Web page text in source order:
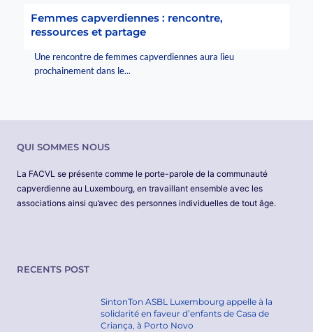
Femmes capverdiennes : rencontre,
ressources et partage
Une rencontre de femmes capverdiennes aura lieu
prochainement dans le...
QUI SOMMES NOUS
La FACVL se présente comme le porte-parole de la communauté
capverdienne au Luxembourg, en travaillant ensemble avec les
associations ainsi qu’avec des personnes individuelles de tout âge.
RECENTS POST
SintonTon ASBL Luxembourg appelle à la
solidarité en faveur d’enfants de Casa de
Criança, à Porto Novo